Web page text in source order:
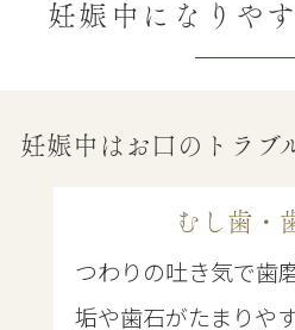
妊娠中になりや
妊娠中はお口のトラブ
むし歯・
つわりの吐き気で歯
垢や歯石がたまりや